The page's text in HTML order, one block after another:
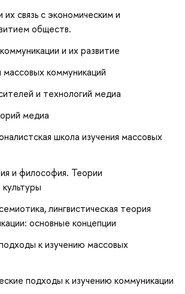
связь с экономическим и
обществ.
и их развитие
коммуникаций
и технологий медиа
медиа
школа изучения массовых
и философия. Теории
лингвистическая теория
основные концепции
к изучению массовых
подходы к изучению коммуникации